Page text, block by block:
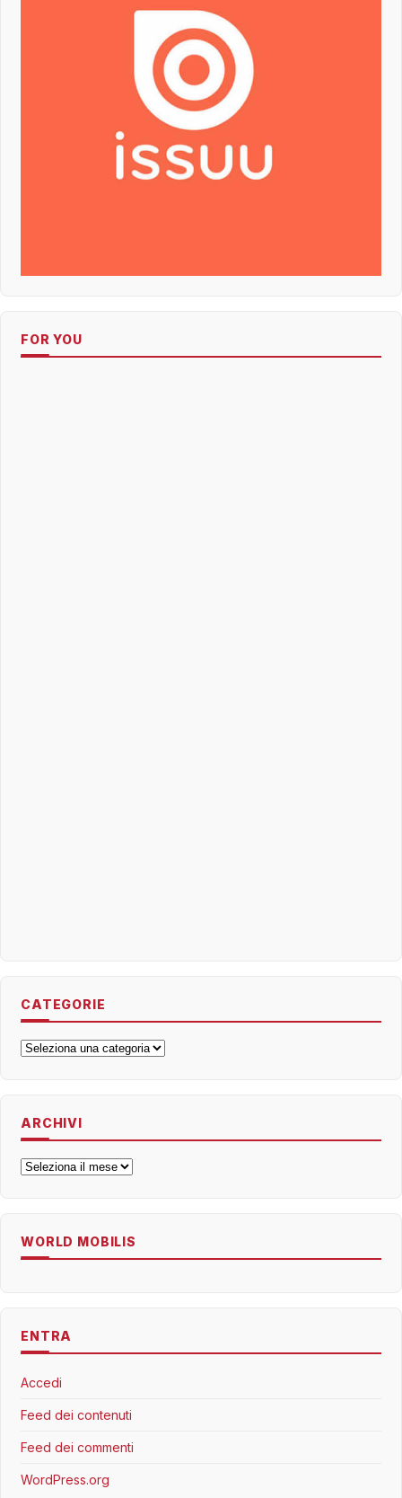
FOR YOU
CATEGORIE
Categorie
ARCHIVI
Archivi
WORLD MOBILIS
ENTRA
Accedi
Feed dei contenuti
Feed dei commenti
WordPress.org